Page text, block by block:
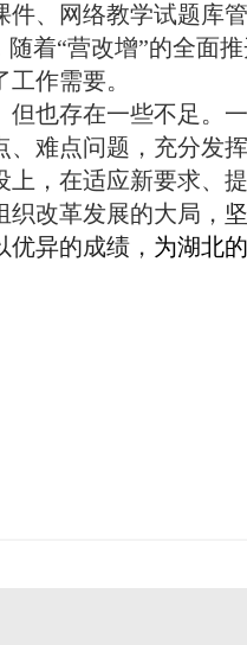
、网络教学试题库
着“营改增”的全面
作需要。
也存在一些不足。
难点问题，充分发
，在适应新要求、
改革发展的大局， 坚
优异的成绩， 为湖北